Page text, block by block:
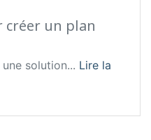
un plan
solution... Lire la